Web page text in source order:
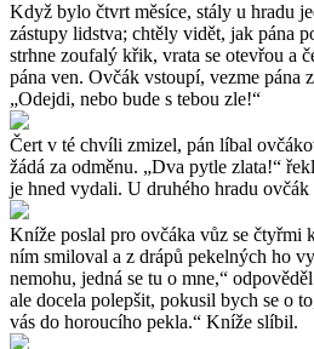
Když bylo čtvrt měsíce, stály u hradu
zástupy lidstva; chtěly vidět, jak pána
strhne zoufalý křik, vrata se otevřou a
pána ven. Ovčák vstoupí, vezme pána
„Odejdi, nebo bude s tebou zle!“
Čert v té chvíli zmizel, pán líbal
žádá za odměnu. „Dva pytle zlata!“
je hned vydali. U druhého hradu
Kníže poslal pro ovčáka vůz se čtyřmi
ním smiloval a z drápů pekelných ho
nemohu, jedná se tu o mne,“
ale docela polepšit, pokusil bych se o
vás do horoucího pekla.“ Kníže slíbil.